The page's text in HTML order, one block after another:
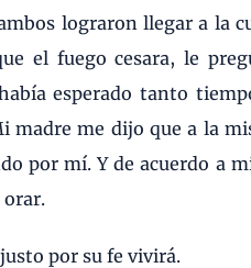
lograron llegar a la
el fuego cesara, le
esperado tanto
madre me dijo que a la
por mí. Y de acuerdo a
orar.
por su fe vivirá.